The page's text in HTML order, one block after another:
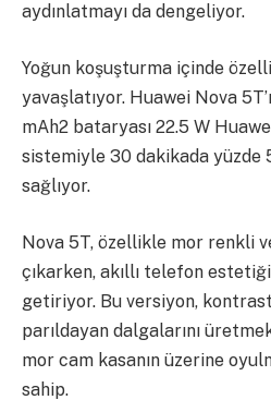
aydınlatmayı da dengeliyor.
Yoğun koşuşturma içinde
yavaşlatıyor. Huawei Nova
mAh2 bataryası 22.5 W
sistemiyle 30 dakikada yüzde
sağlıyor.
Nova 5T, özellikle mor renkli
çıkarken, akıllı telefon
getiriyor. Bu versiyon,
parıldayan dalgalarını
mor cam kasanın üzerine
sahip.